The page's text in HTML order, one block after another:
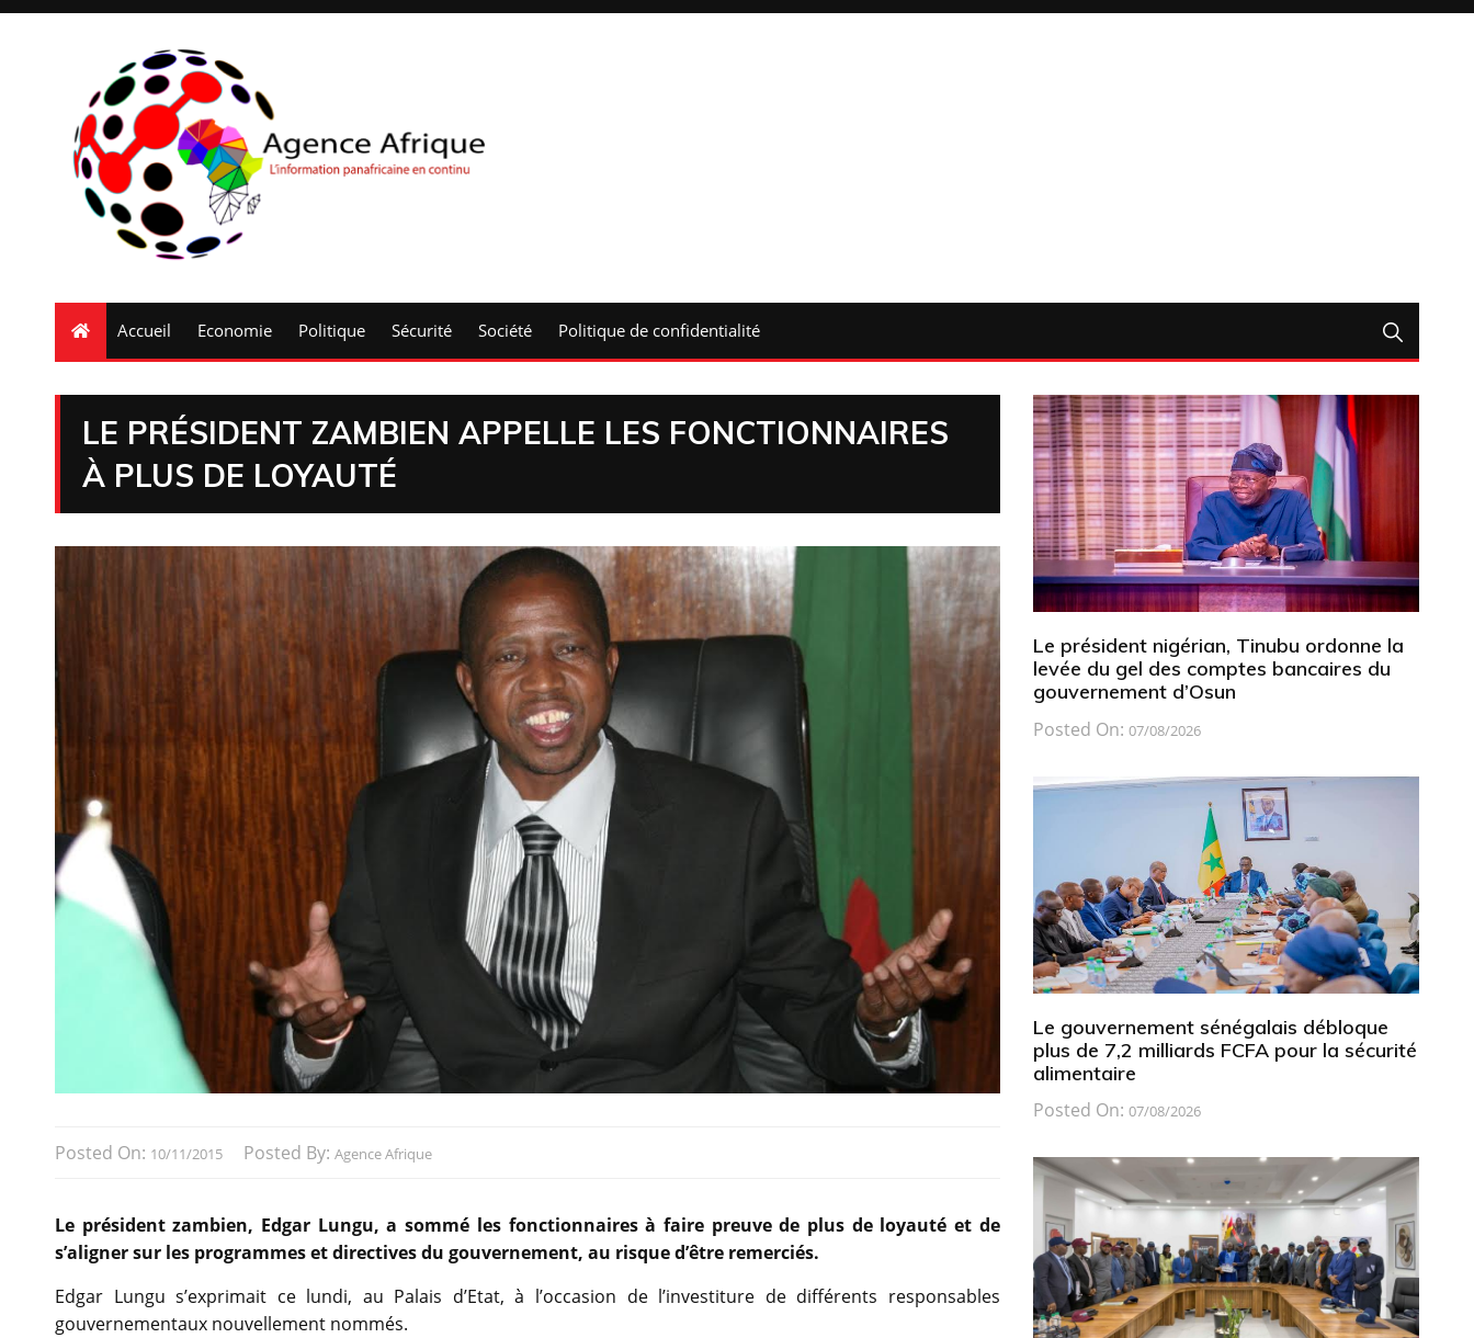
Accueil Economie Politique Sécurité Société Politique de confidentialité
LE PRÉSIDENT ZAMBIEN APPELLE LES FONCTIONNAIRES
À PLUS DE LOYAUTÉ
Posted On: 10/11/2015 Posted By: Agence Afrique
Le président zambien, Edgar Lungu, a sommé les fonctionnaires à faire preuve de plus de loyauté et de
s’aligner sur les programmes et directives du gouvernement, au risque d’être remerciés.
Edgar Lungu s’exprimait ce lundi, au Palais d’Etat, à l’occasion de l’investiture de différents responsables
gouvernementaux nouvellement nommés.
Le président nigérian, Tinubu ordonne la
levée du gel des comptes bancaires du
gouvernement d’Osun
Posted On: 07/08/2026
Le gouvernement sénégalais débloque
plus de 7,2 milliards FCFA pour la sécurité
alimentaire
Posted On: 07/08/2026